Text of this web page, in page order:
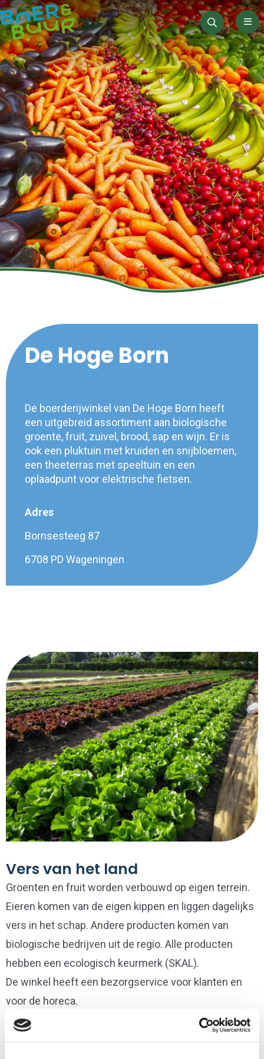
Zoeken
De Hoge Born
De boerderijwinkel van De Hoge Born heeft
een uitgebreid assortiment aan biologische
groente, fruit, zuivel, brood, sap en wijn. Er is
ook een pluktuin met kruiden en snijbloemen,
een theeterras met speeltuin en een
oplaadpunt voor elektrische fietsen.
Adres
Bornsesteeg 87
6708 PD Wageningen
Vers van het land
Groenten en fruit worden verbouwd op eigen terrein.
Eieren komen van de eigen kippen en liggen dagelijks
vers in het schap. Andere producten komen van
biologische bedrijven uit de regio. Alle producten
hebben een ecologisch keurmerk (SKAL).
De winkel heeft een bezorgservice voor klanten en
voor de horeca.
Een plek voor iedereen